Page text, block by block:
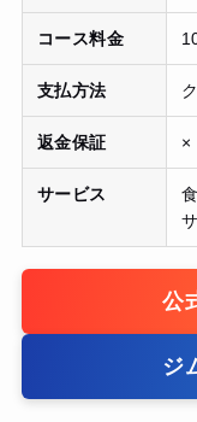
コース料金
支払方法
返金保証 ×
サービス
公
ジ